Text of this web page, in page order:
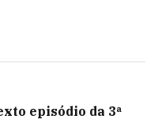
episódio da 3ª